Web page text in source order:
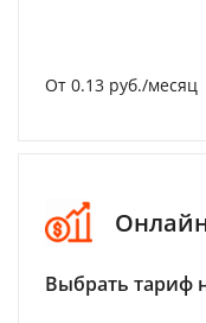
От 0.13 руб./месяц
Выбрать тариф